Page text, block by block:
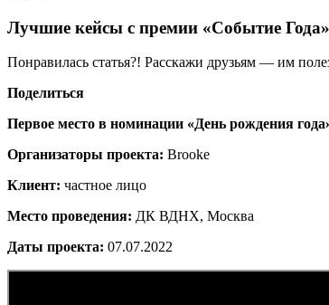
Лучшие кейсы с премии «Событие
Понравилась статья?! Расскажи друзьям — им
Поделиться
Первое место в номинации «День рождения
Организаторы проекта: Brooke
Клиент: частное лицо
Место проведения: ДК ВДНХ, Москва
Даты проекта: 07.07.2022